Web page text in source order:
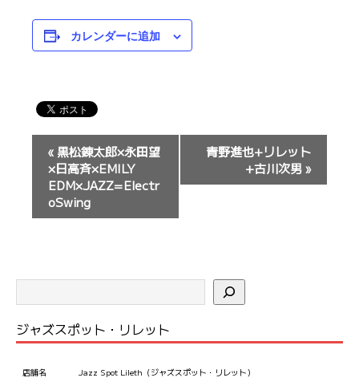
カレンダーに追加
シ
ョ
« 黒松錬太郎×永田望
×日高斉×EMILY
EDM×JAZZ=Electr
oSwing
青野進也+リレット
+古川次男»
ジャズスポット・リレット
店舗名 Jazz Spot Lileth（ジャズスポット・リレット）